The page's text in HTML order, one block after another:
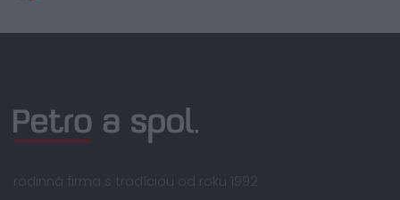
rodinná firma s tradíciou od roku 1992